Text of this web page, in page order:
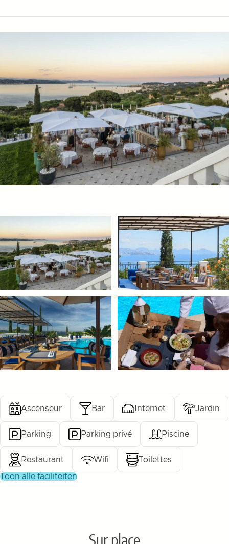
Ascenseur Bar Internet Jardin
Parking Parking privé Piscine
Restaurant Wifi Toilettes
toon alle faciliteiten
Sur place